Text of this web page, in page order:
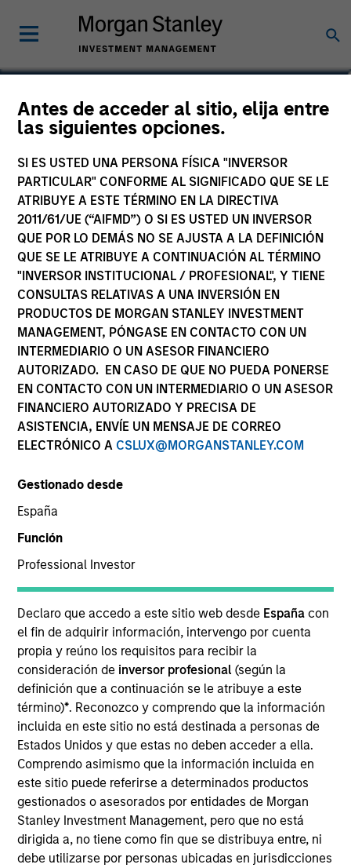
Antes de acceder al sitio, elija entre
las siguientes opciones.
SI ES USTED UNA PERSONA FÍSICA "INVERSOR
PARTICULAR" CONFORME AL SIGNIFICADO QUE SE LE
ATRIBUYE A ESTE TÉRMINO EN LA DIRECTIVA
2011/61/UE (“AIFMD”) O SI ES USTED UN INVERSOR
QUE POR LO DEMÁS NO SE AJUSTA A LA DEFINICIÓN
QUE SE LE ATRIBUYE A CONTINUACIÓN AL TÉRMINO
"INVERSOR INSTITUCIONAL / PROFESIONAL", Y TIENE
CONSULTAS RELATIVAS A UNA INVERSIÓN EN
PRODUCTOS DE MORGAN STANLEY INVESTMENT
MANAGEMENT, PÓNGASE EN CONTACTO CON UN
INTERMEDIARIO O UN ASESOR FINANCIERO
AUTORIZADO. EN CASO DE QUE NO PUEDA PONERSE
EN CONTACTO CON UN INTERMEDIARIO O UN ASESOR
FINANCIERO AUTORIZADO Y PRECISA DE
ASISTENCIA, ENVÍE UN MENSAJE DE CORREO
ELECTRÓNICO A CSLUX@MORGANSTANLEY.COM
Gestionado desde
España
Función
Professional Investor
Declaro que accedo a este sitio web desde España con
el fin de adquirir información, intervengo por cuenta
propia y reúno los requisitos para recibir la
consideración de inversor profesional(según la
definición que a continuación se le atribuye a este
término)*. Reconozco y comprendo que la información
incluida en este sitio no está destinada a personas de
Estados Unidos y que estas no deben acceder a ella.
Comprendo asimismo que la información incluida en
este sitio puede referirse a determinados productos
gestionados o asesorados por entidades de Morgan
Stanley Investment Management, pero que no está
dirigida a, no tiene como fin que se distribuya entre, ni
debe utilizarse por personas ubicadas en jurisdicciones
Justin Bourgette, CFA
Managing Director, Portfolio Manager
YEARS OF INDUSTRY EXPERIENCE
EQUIPO
High Yield Team
Justin Bourgette is a portfolio manager on the high
yield team and a portfolio manager across a suite
of multisector and asset allocation strategies,
responsible for buy and sell decisions, portfolio
construction and risk management. Justin joined
Eaton Vance in 2006. Morgan Stanley acquired
Eaton Vance in March 2021. Justin began his career
in the investment management industry in 2006.
Justin earned a B.S. from Worcester Polytechnic
Institute and an M.S., with high honors, from Boston